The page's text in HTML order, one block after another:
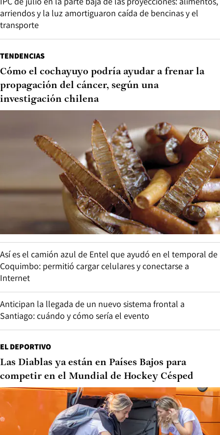
arriendos y la luz amortiguaron caída de bencinas y el
transporte
TENDENCIAS
Cómo el cochayuyo podría ayudar a frenar la
propagación del cáncer, según una
investigación chilena
Así es el camión azul de Entel que ayudó en el temporal de
Coquimbo: permitió cargar celulares y conectarse a
Internet
Anticipan la llegada de un nuevo sistema frontal a
Santiago: cuándo y cómo sería el evento
EL DEPORTIVO
Las Diablas ya están en Países Bajos para
competir en el Mundial de Hockey Césped